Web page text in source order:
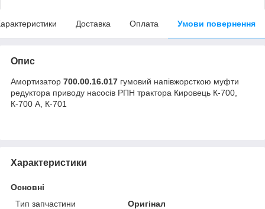
Доставка Оплата Умови повернення
Опис
Амортизатор 700.00.16.017 гумовий напівжорсткою муфти
редуктора приводу насосів РПН трактора Кировець К-700,
К-700 А, К-701
Характеристики
Основні
Тип запчастини
Оригінал